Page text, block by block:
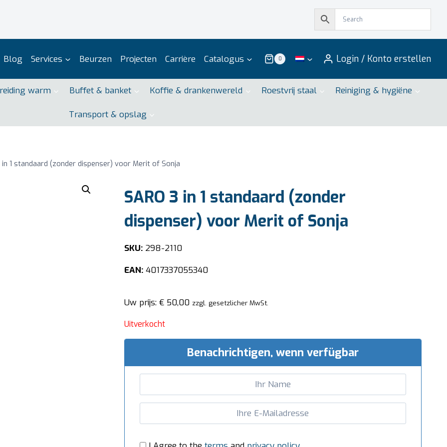
Blog Services Beurzen Projecten Carrière Catalogus 0 Login / Konto erstellen
warm Buffet & banket Koffie & drankenwereld Roestvrij staal Reiniging & hygiëne
Transport & opslag
in 1 standaard (zonder dispenser) voor Merit of Sonja
SARO 3 in 1 standaard (zonder
dispenser) voor Merit of Sonja
SKU:298-2110
EAN:4017337055340
Uw prijs: €50,00 zzgl. gesetzlicher MwSt.
Uitverkocht
Benachrichtigen, wenn verfügbar